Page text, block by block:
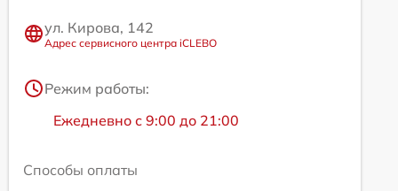
ул. Кирова, 142
Адрес сервисного центра iCLEBO
Режим работы:
Ежедневно с 9:00 до 21:00
Способы оплаты